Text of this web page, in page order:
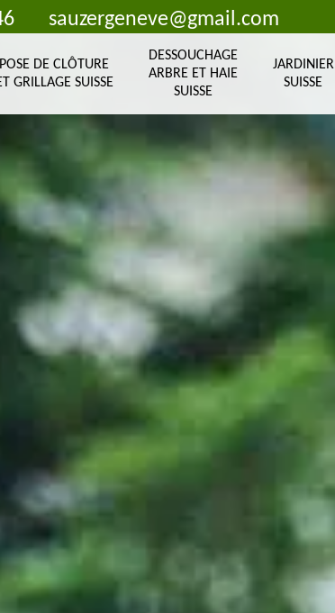
sauzergeneve@gmail.com
POSE DE CLÔTURE
GRILLAGE SUISSE
DESSOUCHAGE
ARBRE ET HAIE
SUISSE
JARDINIER
SUISSE